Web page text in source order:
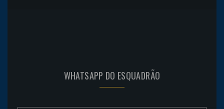
WHATSAPP DO ESQUADRÃO